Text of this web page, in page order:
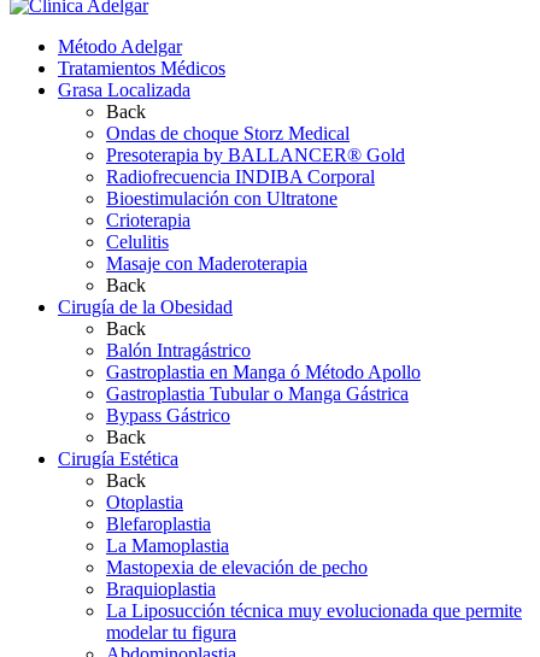
Método Adelgar
Tratamientos Médicos
Grasa Localizada
Back
Ondas de choque Storz Medical
Presoterapia by BALLANCER® Gold
Radiofrecuencia INDIBA Corporal
Bioestimulación con Ultratone
Crioterapia
Celulitis
Masaje con Maderoterapia
Back
Cirugía de la Obesidad
Back
Balón Intragástrico
Gastroplastia en Manga ó Método Apollo
Gastroplastia Tubular o Manga Gástrica
Bypass Gástrico
Back
Cirugía Estética
Back
Otoplastia
Blefaroplastia
La Mamoplastia
Mastopexia de elevación de pecho
Braquioplastia
La Liposucción técnica muy evolucionada que permite
modelar tu figura